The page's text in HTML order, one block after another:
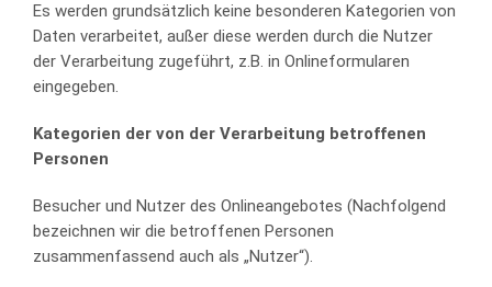
Es werden grundsätzlich keine besonderen Kategorien von
Daten verarbeitet, außer diese werden durch die Nutzer
der Verarbeitung zugeführt, z.B. in Onlineformularen
eingegeben.
Kategorien der von der Verarbeitung betroffenen
Personen
Besucher und Nutzer des Onlineangebotes (Nachfolgend
bezeichnen wir die betroffenen Personen
zusammenfassend auch als „Nutzer“).